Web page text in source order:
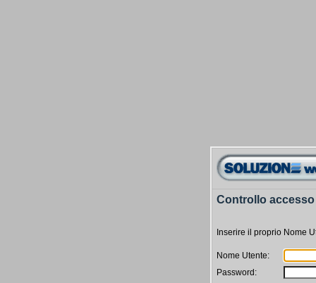
Controllo accesso
Inserire il proprio Nome
Nome Utente:
Password: